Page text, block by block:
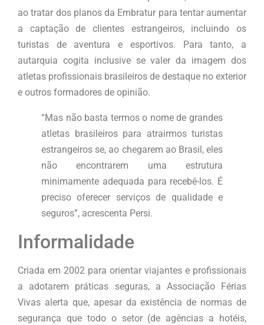
ao tratar dos planos da Embratur para tentar aumentar
a captação de clientes estrangeiros, incluindo os
turistas de aventura e esportivos. Para tanto, a
autarquia cogita inclusive se valer da imagem dos
atletas profissionais brasileiros de destaque no exterior
e outros formadores de opinião.
“Mas não basta termos o nome de grandes
atletas brasileiros para atrairmos turistas
estrangeiros se, ao chegarem ao Brasil, eles
não encontrarem uma estrutura
minimamente adequada para recebê-los. É
preciso oferecer serviços de qualidade e
seguros”, acrescenta Persi.
Informalidade
Criada em 2002 para orientar viajantes e profissionais
a adotarem práticas seguras, a Associação Férias
Vivas alerta que, apesar da existência de normas de
segurança que todo o setor (de agências a hotéis,